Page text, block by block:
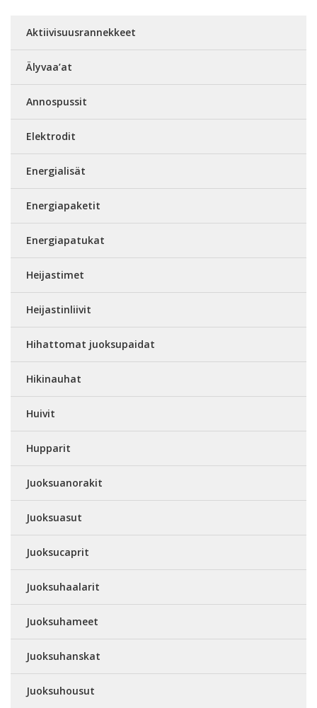
Aktiivisuusrannekkeet
Älyvaa’at
Annospussit
Elektrodit
Energialisät
Energiapaketit
Energiapatukat
Heijastimet
Heijastinliivit
Hihattomat juoksupaidat
Hikinauhat
Huivit
Hupparit
Juoksuanorakit
Juoksuasut
Juoksucaprit
Juoksuhaalarit
Juoksuhameet
Juoksuhanskat
Juoksuhousut